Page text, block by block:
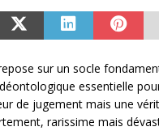
sur un socle
essentielle
de jugement mais une
rarissime mais